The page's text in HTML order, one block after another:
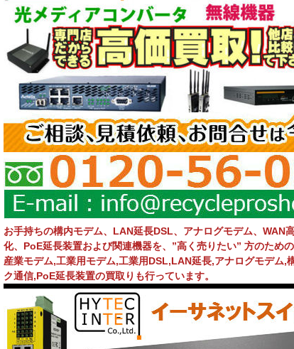
お手持ちの構内モデム、LAN延長DSL、アナログモデム、WAN
化、PoE延長装置および関連機器を、”高く売りたい” 方のための
産業モデム,工業用モデム,工業用DSL,LAN延長,アナログモデム
ク通信,PoE延長装置の買取りも行っています。